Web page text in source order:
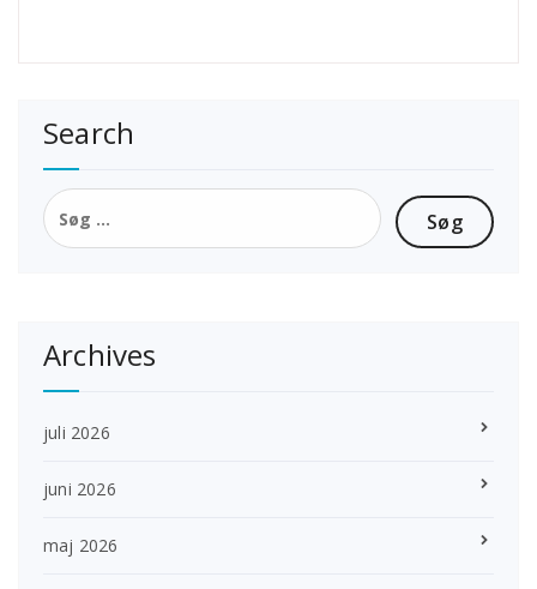
Search
Søg
efter:
Archives
juli 2026
juni 2026
maj 2026